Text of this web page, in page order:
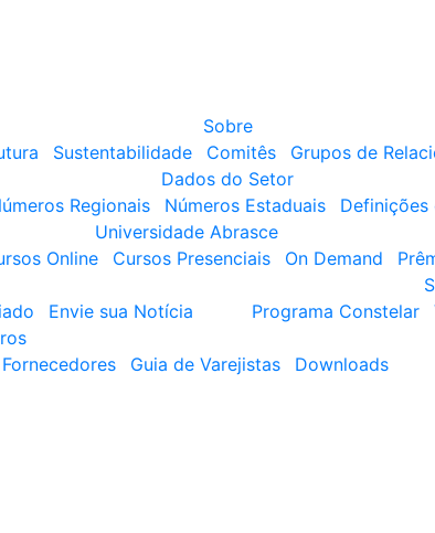
Sobre
Sustentabilidade Comitês Grupos de
Dados do Setor
Regionais Números Estaduais Definições
Universidade Abrasce
Online Cursos Presenciais On Demand
Envie sua Notícia
Programa Constelar
Guia de Varejistas Downloads